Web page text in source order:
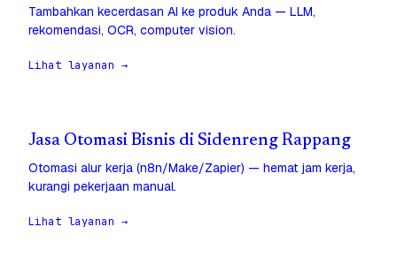
Tambahkan kecerdasan AI ke produk Anda — LLM,
rekomendasi, OCR, computer vision.
Lihat layanan →
Jasa Otomasi Bisnis di Sidenreng Rappang
Otomasi alur kerja (n8n/Make/Zapier) — hemat jam kerja,
kurangi pekerjaan manual.
Lihat layanan →